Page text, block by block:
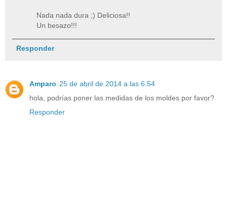
Nada nada dura ;) Deliciosa!!
Un besazo!!!
Responder
Amparo 25 de abril de 2014 a las 6:54
hola, podrías poner las medidas de los moldes por favor?
Responder